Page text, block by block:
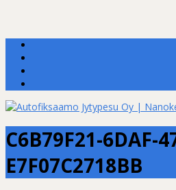
C6B79F21-6DAF-
E7F07C2718BB